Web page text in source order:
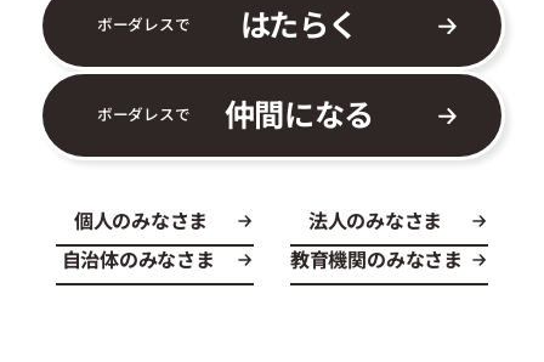
ボーダレスで はたらく
ボーダレスで 仲間になる
個人のみなさま
法人のみなさま
自治体のみなさま
教育機関のみなさま